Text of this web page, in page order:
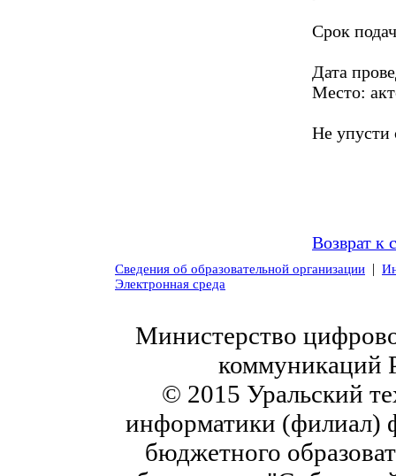
Срок
Дата
Место:
Не упусти
Возврат к
Сведения об образовательной организации |
Электронная среда
Министерство
коммуникаций
© 2015 Уральский
информатики (филиал)
бюджетного